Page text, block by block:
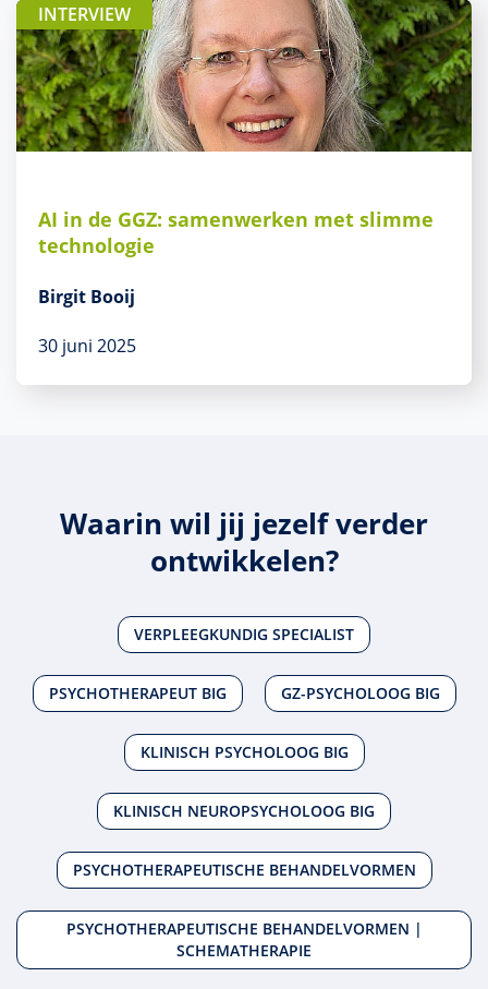
INTERVIEW
AI in de GGZ: samenwerken met slimme
technologie
Birgit Booij
30 juni 2025
Waarin wil jij jezelf verder
ontwikkelen?
VERPLEEGKUNDIG SPECIALIST
PSYCHOTHERAPEUT BIG GZ-PSYCHOLOOG BIG
KLINISCH PSYCHOLOOG BIG
KLINISCH NEUROPSYCHOLOOG BIG
PSYCHOTHERAPEUTISCHE BEHANDELVORMEN
PSYCHOTHERAPEUTISCHE BEHANDELVORMEN |
SCHEMATHERAPIE